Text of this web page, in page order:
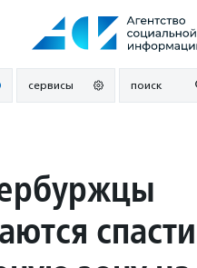
сервисы поиск
спасти